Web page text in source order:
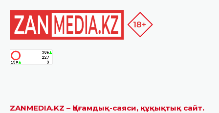
ZANMEDIA.KZ – Қоғамдық-саяси, құқықтық сайт.